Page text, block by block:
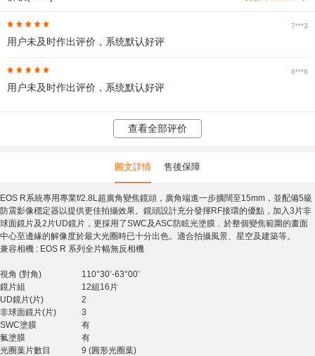
7***3
用户未及时作出评价，系统默认好评
6***6
用户未及时作出评价，系统默认好评
查看全部评价
圖文詳情 售後保障
EOS R系統專用專業f/2.8L超廣角變焦鏡頭，廣角端進一步擴闊至15mm，並配備5級
防震影像穩定器以提供更佳拍攝效果。鏡頭設計充分發揮RF接環的優點，加入3片非
球面鏡片及2片UD鏡片，更採用了SWC及ASC防眩光塗膜﹐於整個變焦範圍的畫面
中心至邊緣的解像度於最大光圈時已十分出色。適合拍攝風景、星空及建築等。
兼容相機 : EOS R 系列全片幅無反相機
視角 (對角)
110°30’-63°00’
鏡片組
12組16片
UD鏡片(片)
2
非球面鏡片(片)
3
SWC塗膜
有
氟塗膜
有
光圈葉片數目
9 (圓形光圈葉)